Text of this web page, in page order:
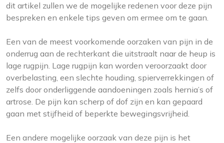
dit artikel zullen we de mogelijke redenen voor deze pijn
bespreken en enkele tips geven om ermee om te gaan.
Een van de meest voorkomende oorzaken van pijn in de
onderrug aan de rechterkant die uitstraalt naar de heup is
lage rugpijn. Lage rugpijn kan worden veroorzaakt door
overbelasting, een slechte houding, spierverrekkingen of
zelfs door onderliggende aandoeningen zoals hernia’s of
artrose. De pijn kan scherp of dof zijn en kan gepaard
gaan met stijfheid of beperkte bewegingsvrijheid.
Een andere mogelijke oorzaak van deze pijn is het